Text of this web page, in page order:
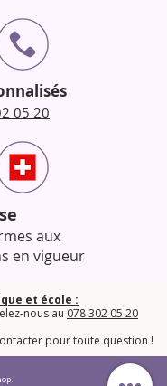
05 20
aux
en vigueur
et école :
nous au 078 302 05 20
pour toute question !​